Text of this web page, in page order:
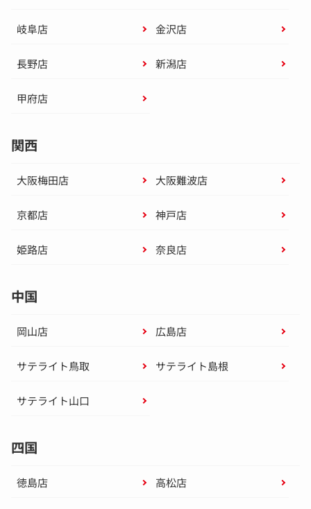
岐阜店 金沢店
長野店 新潟店
甲府店
関西
大阪梅田店 大阪難波店
京都店 神戸店
姫路店 奈良店
中国
岡山店 広島店
サテライト鳥取 サテライト島根
サテライト山口
四国
徳島店 高松店